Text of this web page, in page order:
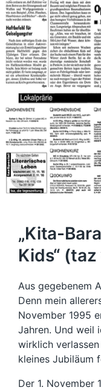
„Kita-
Kids“
Aus gegebenem
Denn mein
November 1995
Jahren. Und weil
wirklich
kleines Jubiläum
Der 1. November